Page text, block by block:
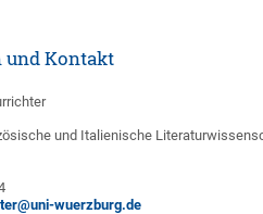
und Kontakt
und Italienische
wuerzburg.de